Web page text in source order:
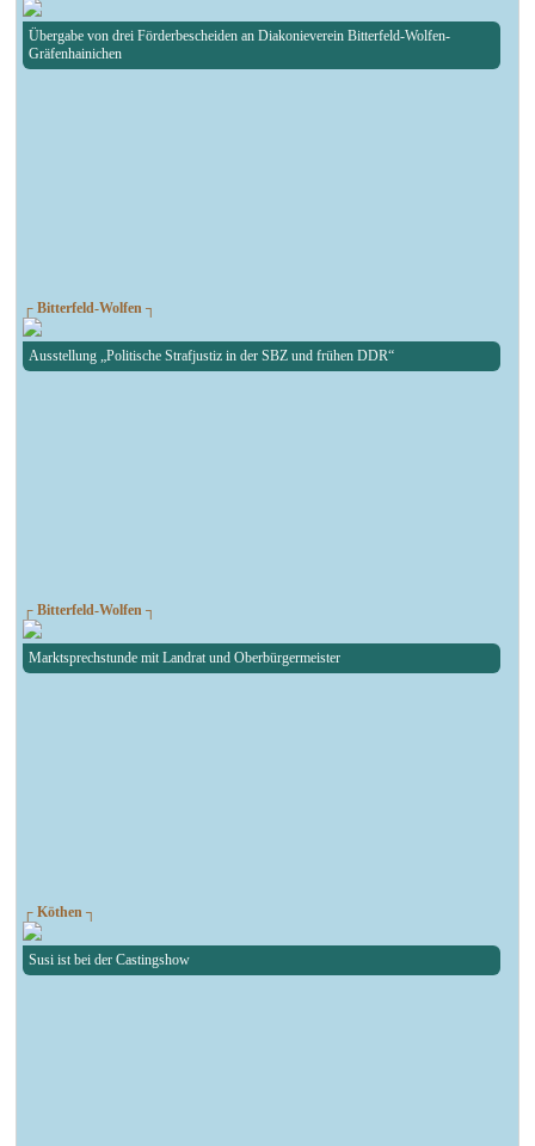
Übergabe von drei Förderbescheiden an Diakonieverein Bitterfeld-Wolfen-
Gräfenhainichen
┌ Bitterfeld-Wolfen ┐
Ausstellung „Politische Strafjustiz in der SBZ und frühen DDR“
┌ Bitterfeld-Wolfen ┐
Marktsprechstunde mit Landrat und Oberbürgermeister
┌ Köthen ┐
Susi ist bei der Castingshow